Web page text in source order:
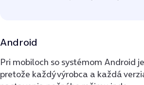
Android
Pri mobiloch so systémom Android
pretože každý výrobca a každá